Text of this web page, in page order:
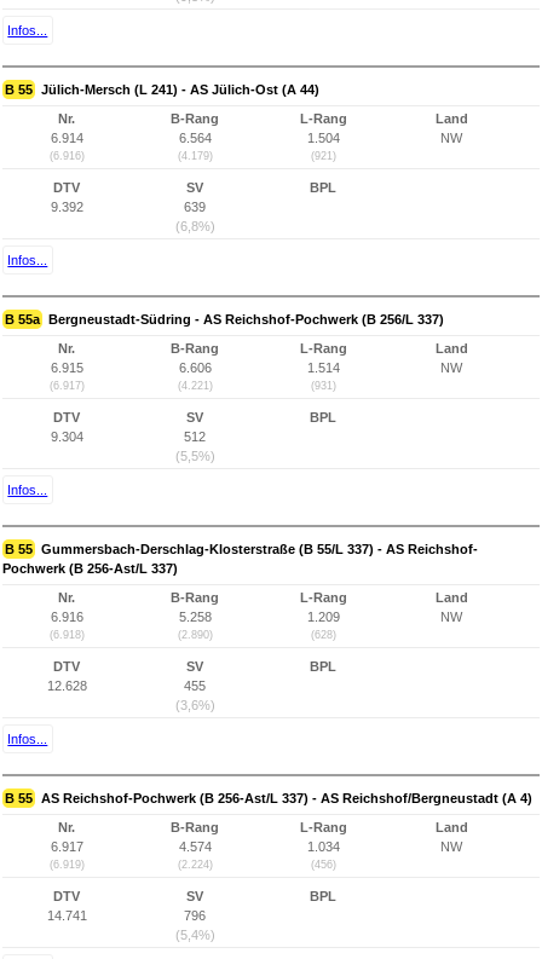
Infos...
B 55 Jülich-Mersch (L 241) - AS Jülich-Ost (A 44)
Nr.
6.914
(6.916)
B-Rang
6.564
(4.179)
L-Rang
1.504
(921)
Land
NW
DTV
9.392
SV
639
(6,8%)
BPL
Infos...
B 55a Bergneustadt-Südring - AS Reichshof-Pochwerk (B 256/L 337)
Nr.
6.915
(6.917)
B-Rang
6.606
(4.221)
L-Rang
1.514
(931)
Land
NW
DTV
9.304
SV
512
(5,5%)
BPL
Infos...
B 55 Gummersbach-Derschlag-Klosterstraße (B 55/L 337) - AS Reichshof-
Pochwerk (B 256-Ast/L 337)
Nr.
6.916
(6.918)
B-Rang
5.258
(2.890)
L-Rang
1.209
(628)
Land
NW
DTV
12.628
SV
455
(3,6%)
BPL
Infos...
B 55 AS Reichshof-Pochwerk (B 256-Ast/L 337) - AS Reichshof/Bergneustadt (A 4)
Nr.
6.917
(6.919)
B-Rang
4.574
(2.224)
L-Rang
1.034
(456)
Land
NW
DTV
14.741
SV
796
(5,4%)
BPL